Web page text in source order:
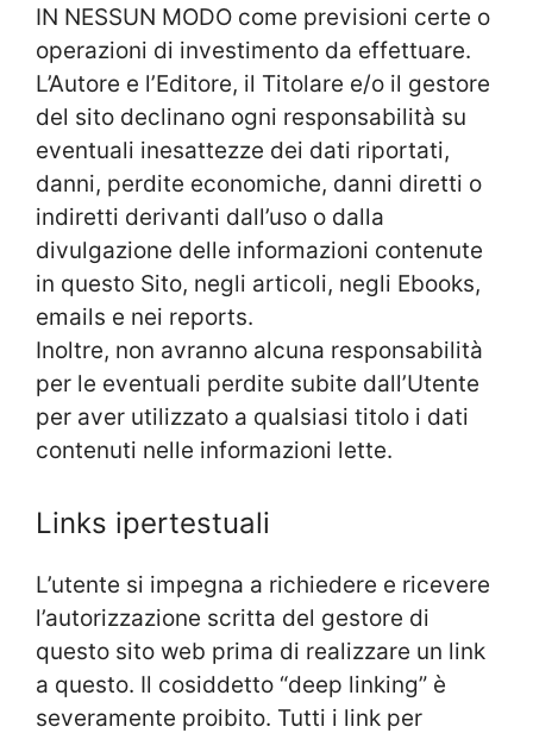
IN NESSUN MODO come previsioni certe o
operazioni di investimento da effettuare.
L’Autore e l’Editore, il Titolare e/o il gestore
del sito declinano ogni responsabilità su
eventuali inesattezze dei dati riportati,
danni, perdite economiche, danni diretti o
indiretti derivanti dall’uso o dalla
divulgazione delle informazioni contenute
in questo Sito, negli articoli, negli Ebooks,
emails e nei reports.
Inoltre, non avranno alcuna responsabilità
per le eventuali perdite subite dall’Utente
per aver utilizzato a qualsiasi titolo i dati
contenuti nelle informazioni lette.
Links ipertestuali
L’utente si impegna a richiedere e ricevere
l’autorizzazione scritta del gestore di
questo sito web prima di realizzare un link
a questo. Il cosiddetto “deep linking” è
severamente proibito. Tutti i link per